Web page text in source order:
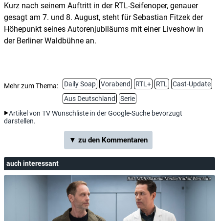
Kurz nach seinem Auftritt in der RTL-Seifenoper, genauer
gesagt am 7. und 8. August, steht für Sebastian Fitzek der
Höhepunkt seines Autorenjubiläums mit einer Liveshow in
der Berliner Waldbühne an.
Mehr zum Thema: Daily Soap Vorabend RTL+ RTL
Cast-Update
Aus Deutschland
Serie
Artikel von TV Wunschliste in der Google-Suche bevorzugt
darstellen.
▼ zu den Kommentaren
auch interessant
MDR/Saxonia Media/Rudolf Wernicke